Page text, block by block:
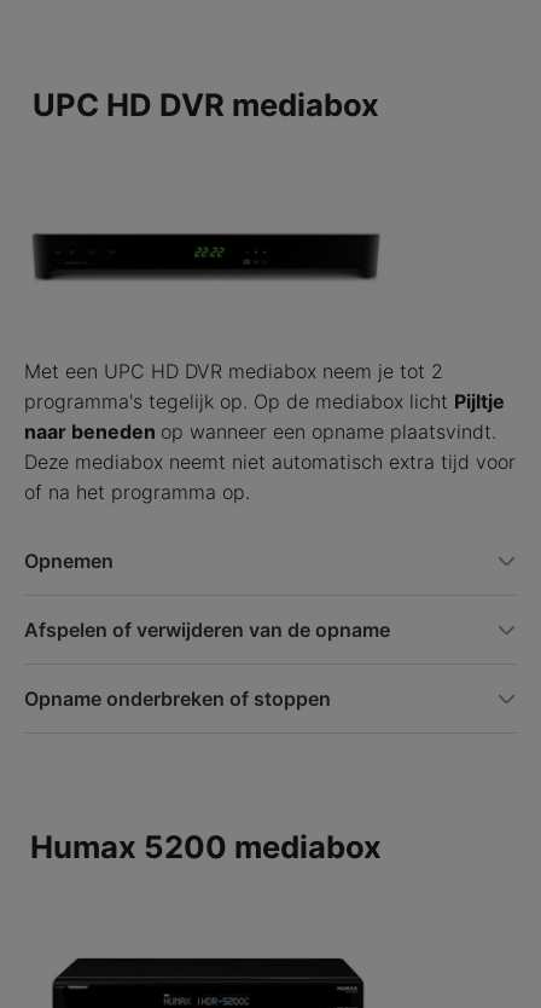
UPC HD DVR mediabox
Met een UPC HD DVR mediabox neem je tot 2
programma's tegelijk op. Op de mediabox licht Pijltje
naar beneden op wanneer een opname plaatsvindt.
Deze mediabox neemt niet automatisch extra tijd voor
of na het programma op.
Opnemen
Afspelen of verwijderen van de opname
Opname onderbreken of stoppen
Humax 5200 mediabox